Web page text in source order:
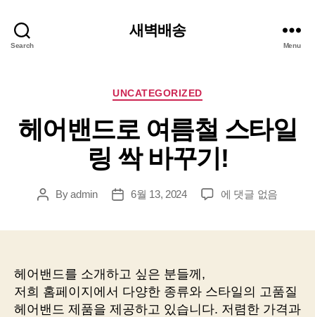
Search
새벽배송
Menu
Categories
UNCATEGORIZED
헤어밴드로 여름철 스타일
링 싹 바꾸기!
PostByadmin
Post6월 13, 2024
헤
름
철
에 댓글 없음
헤어밴드를 소개하고 싶은 분들께,
저희 홈페이지에서 다양한 종류와 스타일의 고품질
헤어밴드 제품을 제공하고 있습니다. 저렴한 가격과